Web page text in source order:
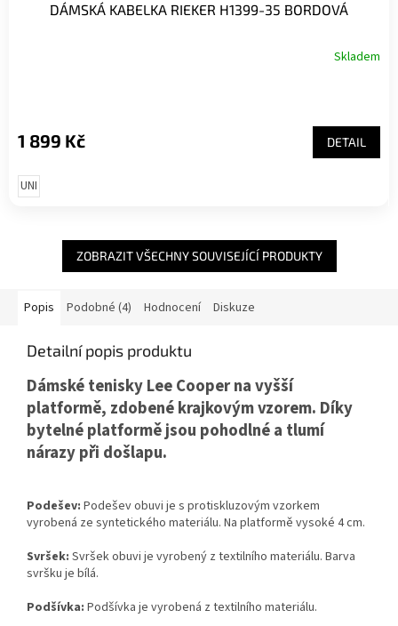
DÁMSKÁ KABELKA RIEKER H1399-35 BORDOVÁ
Skladem
1 899 Kč DETAIL
UNI
ZOBRAZIT VŠECHNY SOUVISEJÍCÍ PRODUKTY
Popis Podobné (4) Hodnocení Diskuze
Detailní popis produktu
Dámské tenisky Lee Cooper na vyšší
platformě, zdobené krajkovým vzorem. Díky
bytelné platformě jsou pohodlné a tlumí
nárazy při došlapu.
Podešev: Podešev obuvi je s protiskluzovým vzorkem
vyrobená ze syntetického materiálu. Na platformě vysoké 4 cm.
Svršek: Svršek obuvi je vyrobený z textilního materiálu. Barva
svršku je bílá.
Podšívka: Podšívka je vyrobená z textilního materiálu.